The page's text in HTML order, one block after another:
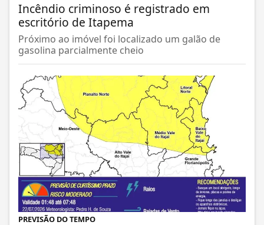
Incêndio criminoso é registrado em
escritório de Itapema
Próximo ao imóvel foi localizado um galão de
gasolina parcialmente cheio
PREVISÃO DO TEMPO